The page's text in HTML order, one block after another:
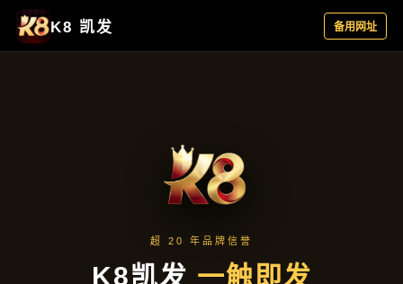
全能扑克游戏大厅：多玩法同屏切换，公平匹
配实力对决竞技更过瘾
tong ping qie huan gong ping pi pei shi li
dui jue jing ji geng guo yin